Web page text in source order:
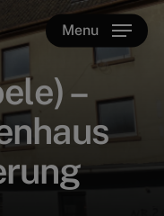
Menu
–